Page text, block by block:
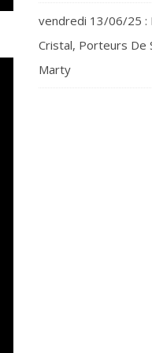
vendredi 13/06/25 :
Cristal, Porteurs De
Marty